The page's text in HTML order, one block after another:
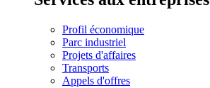
Profil économique
Parc industriel
Projets d'affaires
Transports
Appels d'offres